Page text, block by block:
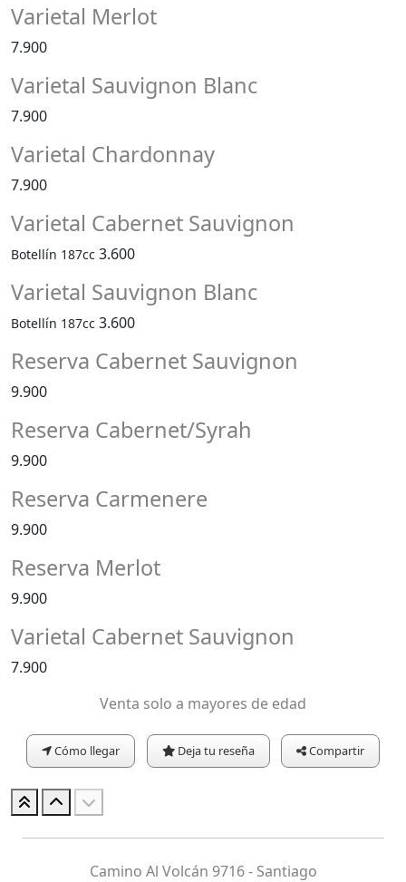
Varietal Merlot
7.900
Varietal Sauvignon Blanc
7.900
Varietal Chardonnay
7.900
Varietal Cabernet Sauvignon
Botellín 187cc 3.600
Varietal Sauvignon Blanc
Botellín 187cc 3.600
Reserva Cabernet Sauvignon
9.900
Reserva Cabernet/Syrah
9.900
Reserva Carmenere
9.900
Reserva Merlot
9.900
Varietal Cabernet Sauvignon
7.900
Venta solo a mayores de edad
Cómo llegar Deja tu reseña Compartir
Camino Al Volcán 9716 - Santiago